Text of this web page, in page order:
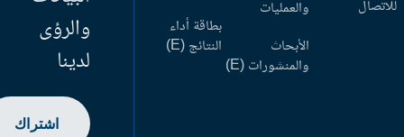
والعمليات
الأبحاث
والمنشورات (E)
بطاقة أداء
النتائج (E)
والرؤى
لدينا
اشتراك